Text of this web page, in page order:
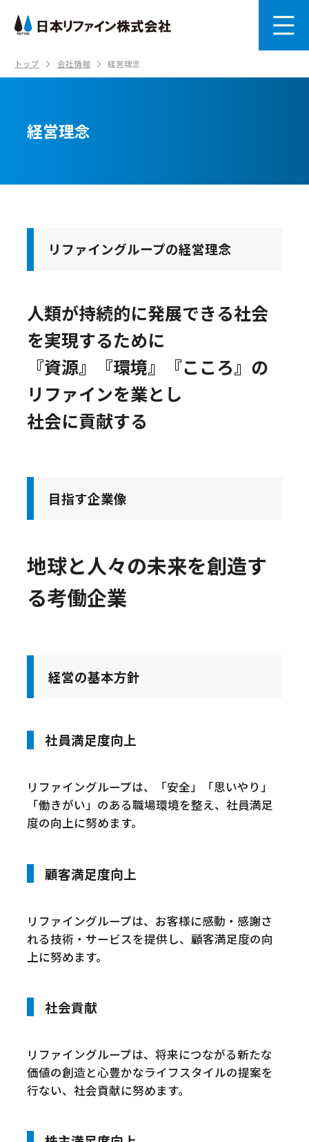
トップ 会社情報 経営理念
経営理念
リファイングループの経営理念
人類が持続的に発展できる社会
を実現するために
『資源』『環境』『こころ』の
リファインを業とし
社会に貢献する
目指す企業像
地球と人々の未来を創造す
る考働企業
経営の基本方針
社員満足度向上
リファイングループは、「安全」「思いやり」
「働きがい」のある職場環境を整え、社員満足
度の向上に努めます。
顧客満足度向上
リファイングループは、お客様に感動・感謝さ
れる技術・サービスを提供し、顧客満足度の向
上に努めます。
社会貢献
リファイングループは、将来につながる新たな
価値の創造と心豊かなライフスタイルの提案を
行ない、社会貢献に努めます。